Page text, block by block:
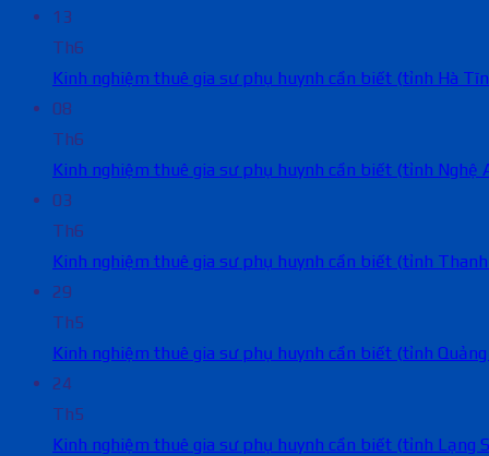
13
Th6
Kinh nghiệm thuê gia sư phụ huynh cần biết (tỉnh Hà
08
Th6
Kinh nghiệm thuê gia sư phụ huynh cần biết (tỉnh Nghệ
03
Th6
Kinh nghiệm thuê gia sư phụ huynh cần biết (tỉnh Thanh
29
Th5
Kinh nghiệm thuê gia sư phụ huynh cần biết (tỉnh
24
Th5
Kinh nghiệm thuê gia sư phụ huynh cần biết (tỉnh Lạng